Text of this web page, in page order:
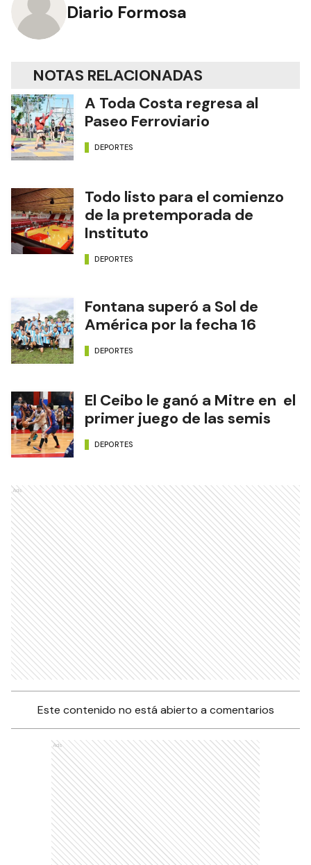
Diario Formosa
NOTAS RELACIONADAS
A Toda Costa regresa al
Paseo Ferroviario
DEPORTES
Todo listo para el comienzo
de la pretemporada de
Instituto
DEPORTES
Fontana superó a Sol de
América por la fecha 16
DEPORTES
El Ceibo le ganó a Mitre en el
primer juego de las semis
DEPORTES
Ads
Este contenido no está abierto a comentarios
Ads